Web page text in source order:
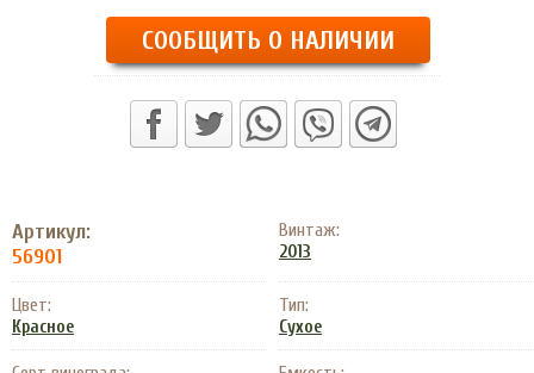
СООБЩИТЬ О НАЛИЧИИ
Артикул:
56901
Винтаж:
2013
Цвет:
Красное
Тип:
Сухое